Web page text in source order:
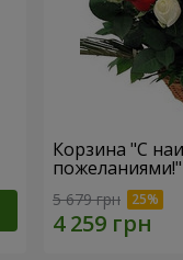
Корзина "С
пожеланиями!"
5 679 грн